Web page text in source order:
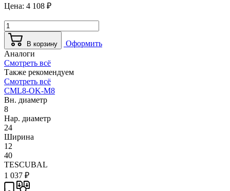
Цена: 4 108 ₽
В корзину
Оформить
Аналоги
Смотреть всё
Также рекомендуем
Смотреть всё
CML8-OK-M8
Вн. диаметр
8
Нар. диаметр
24
Ширина
12
40
TESCUBAL
1 037 ₽